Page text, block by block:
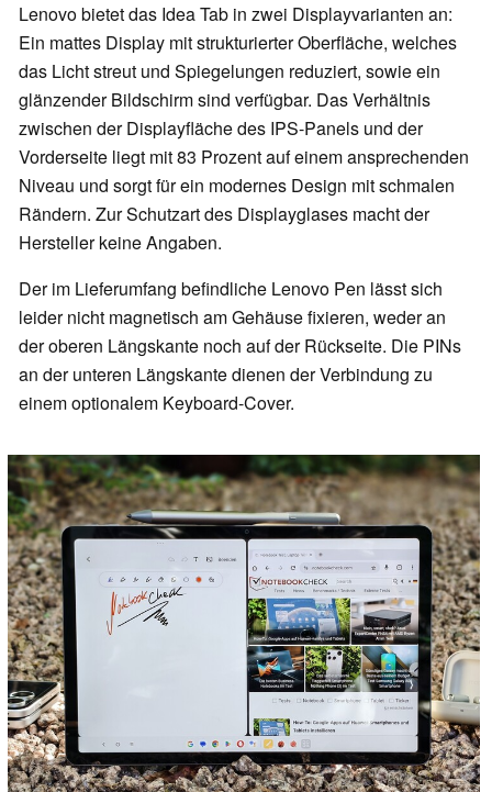
Lenovo bietet das Idea Tab in zwei Displayvarianten an:
Ein mattes Display mit strukturierter Oberfläche, welches
das Licht streut und Spiegelungen reduziert, sowie ein
glänzender Bildschirm sind verfügbar. Das Verhältnis
zwischen der Displayfläche des IPS-Panels und der
Vorderseite liegt mit 83 Prozent auf einem ansprechenden
Niveau und sorgt für ein modernes Design mit schmalen
Rändern. Zur Schutzart des Displayglases macht der
Hersteller keine Angaben.
Der im Lieferumfang befindliche Lenovo Pen lässt sich
leider nicht magnetisch am Gehäuse fixieren, weder an
der oberen Längskante noch auf der Rückseite. Die PINs
an der unteren Längskante dienen der Verbindung zu
einem optionalem Keyboard-Cover.